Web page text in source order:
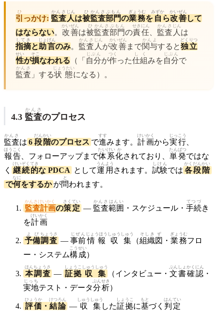
引
ひ
っかけ: 監査
かんさ
人
じん
は被
ひ
監査
かんさ
部門
ぶもん
の業務
ぎょうむ
を 自
みずか
ら改善
かいぜん
して
はならない。 改善
かいぜん
は被
ひ
監査
かんさ
部門
ぶもん
の責任
せきにん
監査
かんさ
人
じん
は
指摘
してき
と助言
じょげん
のみ。 監査
かんさ
人
じん
が改善
かいぜん
まで関与
かんよ
すると独立
どくりつ
性
せい
が損
そこ
なわれる （「 自分
じぶん
が作
つく
った仕組
しく
みを自分
じぶん
で
監査
かんさ
」する状態
じょうたい
になる）。
4.3 監査
かんさ
のプロセス
監査
かんさ
は 6 段階
だんかい
のプロセス で進
すす
みます。 計画
けいかく
から実行
じっこう
報告
ほうこく
、フォローアップまで体系
たいけい
化
か
されており、 単発
たんぱつ
ではな
く 継続
けいぞく
的
てき
な PDCA として運用
うんよう
されます。 試験
しけん
では 各
かく
段階
だんかい
で何
なに
をするか が問
と
われます。
監査計画
かんさけいかく
の策定
さくてい
— 監査
かんさ
範囲
はんい
・スケジュール・ 手続
てつづ
き
を計画
けいかく
予備
よび
調査
ちょうさ
— 事前
じぜん
情報
じょうほう
収集
しゅうしゅう
（組織
そしき
図
ず
・ 業務
ぎょうむ
フロ
ー・システム構成
こうせい
）
本
ほん
調査
ちょうさ
— 証拠
しょうこ
収集
しゅうしゅう
（インタビュー・ 文書
ぶんしょ
確認
かくにん
・
実地
じっち
テスト・データ分析
ぶんせき
）
評価
ひょうか
・ 結論
けつろん
— 収集
しゅうしゅう
した証拠
しょうこ
に基
もと
づく 判定
はんてい